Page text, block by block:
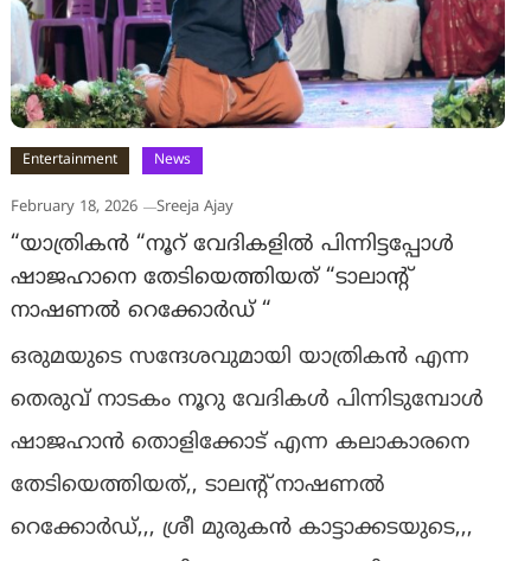
Entertainment News
February 18, 2026 Sreeja Ajay
“യാത്രികൻ “നൂറ് വേദികളിൽ പിന്നിട്ടപ്പോൾ
ഷാജഹാനെ തേടിയെത്തിയത് “ടാലാന്റ്
നാഷണൽ റെക്കോർഡ് “
ഒരുമയുടെ സന്ദേശവുമായി യാത്രികൻ എന്ന
തെരുവ് നാടകം നൂറു വേദികൾ പിന്നിടുമ്പോൾ
ഷാജഹാൻ തൊളിക്കോട് എന്ന കലാകാരനെ
തേടിയെത്തിയത്,, ടാലന്റ് നാഷണൽ
റെക്കോർഡ്,,, ശ്രീ മുരുകൻ കാട്ടാക്കടയുടെ,,,